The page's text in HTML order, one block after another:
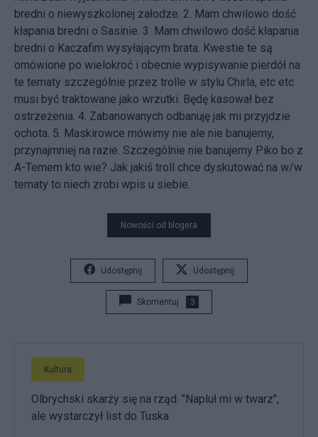
bredni o niewyszkolonej załodze. 2. Mam chwilowo dość
kłapania bredni o Sasinie. 3. Mam chwilowo dość kłapania
bredni o Kaczafim wysyłającym brata. Kwestie te są
omówione po wielokroć i obecnie wypisywanie pierdół na
te tematy szczególnie przez trolle w stylu Chirla, etc etc
musi być traktowane jako wrzutki. Będę kasował bez
ostrzeżenia. 4. Zabanowanych odbanuję jak mi przyjdzie
ochota. 5. Maskirowce mówimy nie ale nie banujemy,
przynajmniej na razie. Szczególnie nie banujemy Piko bo z
A-Temem kto wie? Jak jakiś troll chce dyskutować na w/w
tematy to niech zrobi wpis u siebie.
Nowości od blogera
Udostępnij Udostępnij
Skomentuj 3
Kultura
Olbrychski skarży się na rząd. "Napluł mi w twarz",
ale wystarczył list do Tuska